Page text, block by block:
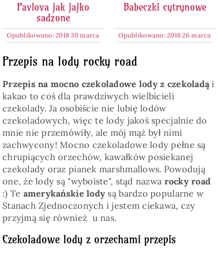
Pavlova jak jajko
sadzone
Opublikowano: 2018 30 marca
Babeczki cytrynowe
Opublikowano: 2018 26 marca
Przepis na lody rocky road
Przepis na mocno czekoladowe lody z czekoladąi
kakao to coś dla prawdziwych wielbicieli
czekolady. Ja osobiście nie lubię lodów
czekoladowych, więc te lody jakoś specjalnie do
mnie nie przemówiły, ale mój mąż był nimi
zachwycony! Mocno czekoladowe lody pełne są
chrupiących orzechów, kawałków posiekanej
czekolady oraz pianek marshmallows. Powodują
one, że lody są "wyboiste", stąd nazwa rocky road
:) Te amerykańskie lody są bardzo popularne w
Stanach Zjednoczonych i jestem ciekawa, czy
przyjmą się również u nas.
Czekoladowe lody z orzechami przepis